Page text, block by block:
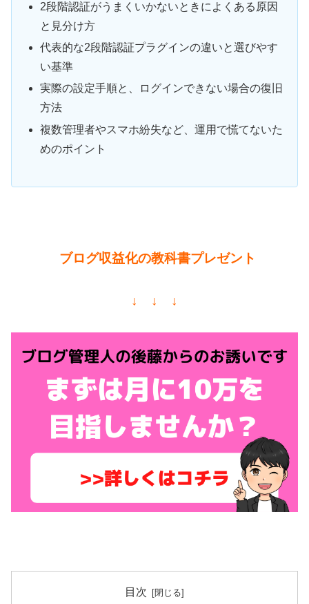
2段階認証がうまくいかないときによくある原因
と見分け方
代表的な2段階認証プラグインの違いと選びやす
い基準
実際の設定手順と、ログインできない場合の復旧
方法
複数管理者やスマホ紛失など、運用で慌てないた
めのポイント
ブログ収益化の教科書プレゼント
↓ ↓ ↓
目次